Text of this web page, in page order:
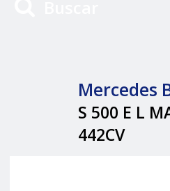
Mercedes
S 500 E L
442CV